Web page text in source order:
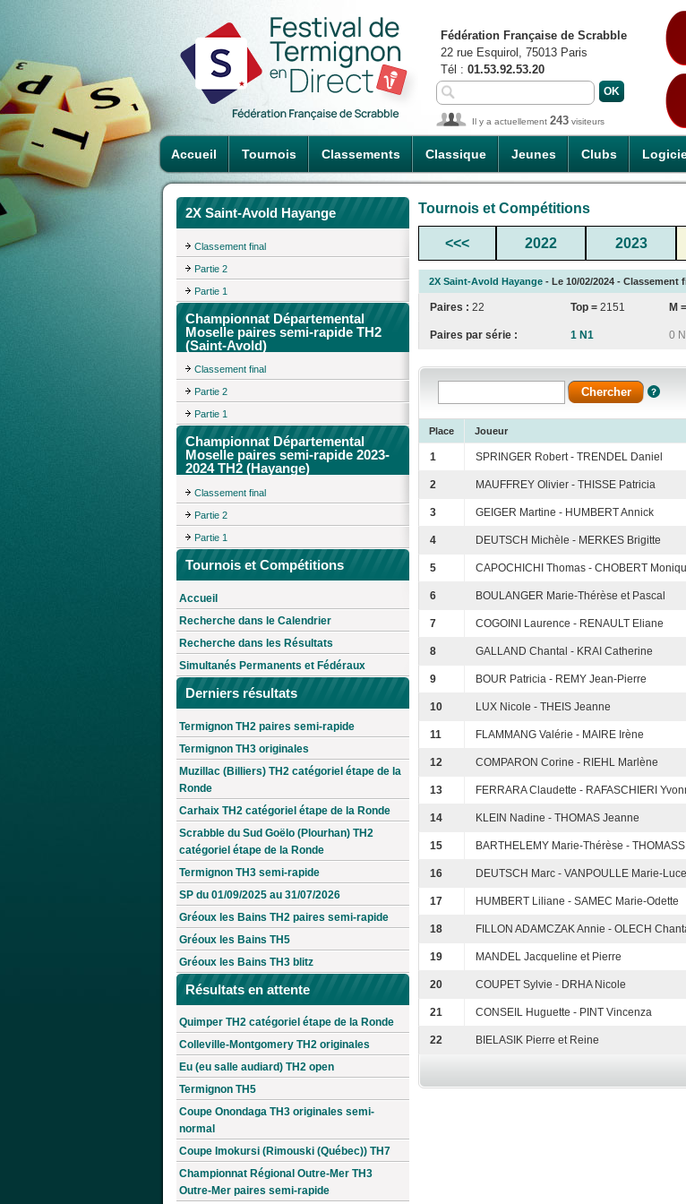
Accueil Tournois Classements Classique Jeunes Clubs
Fédération Française de Scrabble
22 rue Esquirol, 75013 Paris
Tél : 01.53.92.53.20
Il y a actuellement 243 visiteurs
2X Saint-Avold Hayange
Classement final
Partie 2
Partie 1
Championnat Départemental
Moselle paires semi-rapide TH2
(Saint-Avold)
Classement final
Partie 2
Partie 1
Championnat Départemental
Moselle paires semi-rapide 2023-
2024 TH2 (Hayange)
Classement final
Partie 2
Partie 1
Tournois et Compétitions
Accueil
Recherche dans le Calendrier
Recherche dans les Résultats
Simultanés Permanents et Fédéraux
Derniers résultats
Termignon TH2 paires semi-rapide
Termignon TH3 originales
Muzillac (Billiers) TH2 catégoriel étape de la
Ronde
Carhaix TH2 catégoriel étape de la Ronde
Scrabble du Sud Goëlo (Plourhan) TH2
catégoriel étape de la Ronde
Termignon TH3 semi-rapide
SP du 01/09/2025 au 31/07/2026
Gréoux les Bains TH2 paires semi-rapide
Gréoux les Bains TH5
Gréoux les Bains TH3 blitz
Résultats en attente
Quimper TH2 catégoriel étape de la Ronde
Colleville-Montgomery TH2 originales
Eu (eu salle audiard) TH2 open
Termignon TH5
Coupe Onondaga TH3 originales semi-
normal
Coupe Imokursi (Rimouski (Québec)) TH7
Championnat Régional Outre-Mer TH3
Outre-Mer paires semi-rapide
Tournois et Compétitions
<<< 2022 2023
2X Saint-Avold Hayange - Le 10/02/2024 - Classement
Paires : 22 Top = 2151 M =
Paires par série : 1 N1 0
Place Joueur
1 SPRINGER Robert - TRENDEL Daniel
2 MAUFFREY Olivier - THISSE Patricia
3 GEIGER Martine - HUMBERT Annick
4 DEUTSCH Michèle - MERKES Brigitte
5 CAPOCHICHI Thomas - CHOBERT
6 BOULANGER Marie-Thérèse et Pascal
7 COGOINI Laurence - RENAULT Eliane
8 GALLAND Chantal - KRAI Catherine
9 BOUR Patricia - REMY Jean-Pierre
10 LUX Nicole - THEIS Jeanne
11 FLAMMANG Valérie - MAIRE Irène
12 COMPARON Corine - RIEHL Marlène
13 FERRARA Claudette - RAFASCHIERI
14 KLEIN Nadine - THOMAS Jeanne
15 BARTHELEMY Marie-Thérèse -
16 DEUTSCH Marc - VANPOULLE Marie-Luce
17 HUMBERT Liliane - SAMEC Marie-Odette
18 FILLON ADAMCZAK Annie - OLECH
19 MANDEL Jacqueline et Pierre
20 COUPET Sylvie - DRHA Nicole
21 CONSEIL Huguette - PINT Vincenza
22 BIELASIK Pierre et Reine